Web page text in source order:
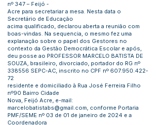
nº 347 – Feijó -
Acre para secretariar a mesa. Nesta data o
Secretário de Educação
acima qualificado, declarou aberta a reunião com
boas-vindas. Na sequencia, o mesmo fez uma
explanação sobre o papel dos Gestores no
contexto da Gestão Democrática Escolar e após,
deu posse ao PROFESSOR MARCELO BATISTA DE
SOUZA, brasileiro, divorciado, portador do RG nº
338556 SEPC-AC, inscrito no CPF nº 607.950.422-
72
residente e domiciliado à Rua José Ferreira Filho
nº90 Bairro Cidade
Nova, Feijó Acre, e-mail:
marcelobatistabs@gmail.com, conforme Portaria
PMF/SEME nº 03 de 01 de janeiro de 2024 e a
Coordenadora